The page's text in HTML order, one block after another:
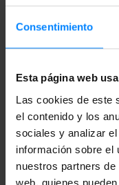
Consentimiento
Esta página web
Las cookies de este
el contenido y los
sociales y analizar
información sobre el
nuestros partners
web, quienes
‘Homeless Home’,
Miñambres como
existencialista y
fantástico. Este
bilbaína UniKo, la
AltContent.
‘Decorado’, y